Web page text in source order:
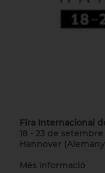
Fira Internacional
18 - 23 de setembre
Hannover
Més informació